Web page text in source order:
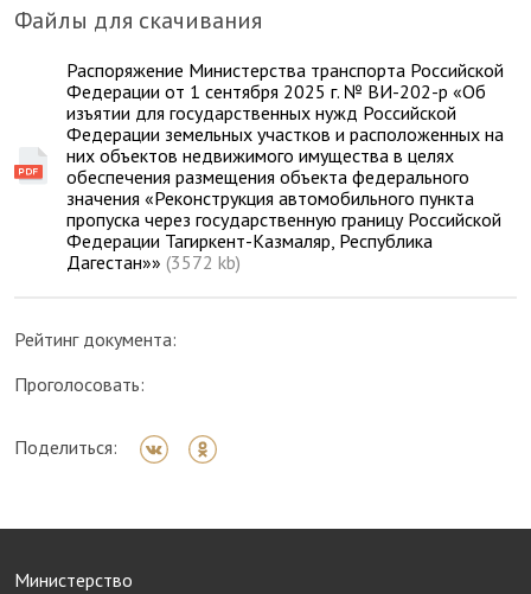
Файлы для скачивания
Распоряжение Министерства транспорта Российской
Федерации от 1 сентября 2025 г. № ВИ-202-р «Об
изъятии для государственных нужд Российской
Федерации земельных участков и расположенных на
них объектов недвижимого имущества в целях
обеспечения размещения объекта федерального
значения «Реконструкция автомобильного пункта
пропуска через государственную границу Российской
Федерации Тагиркент-Казмаляр, Республика
Дагестан»» (3572 kb)
Рейтинг документа:
Проголосовать:
Поделиться:
Министерство